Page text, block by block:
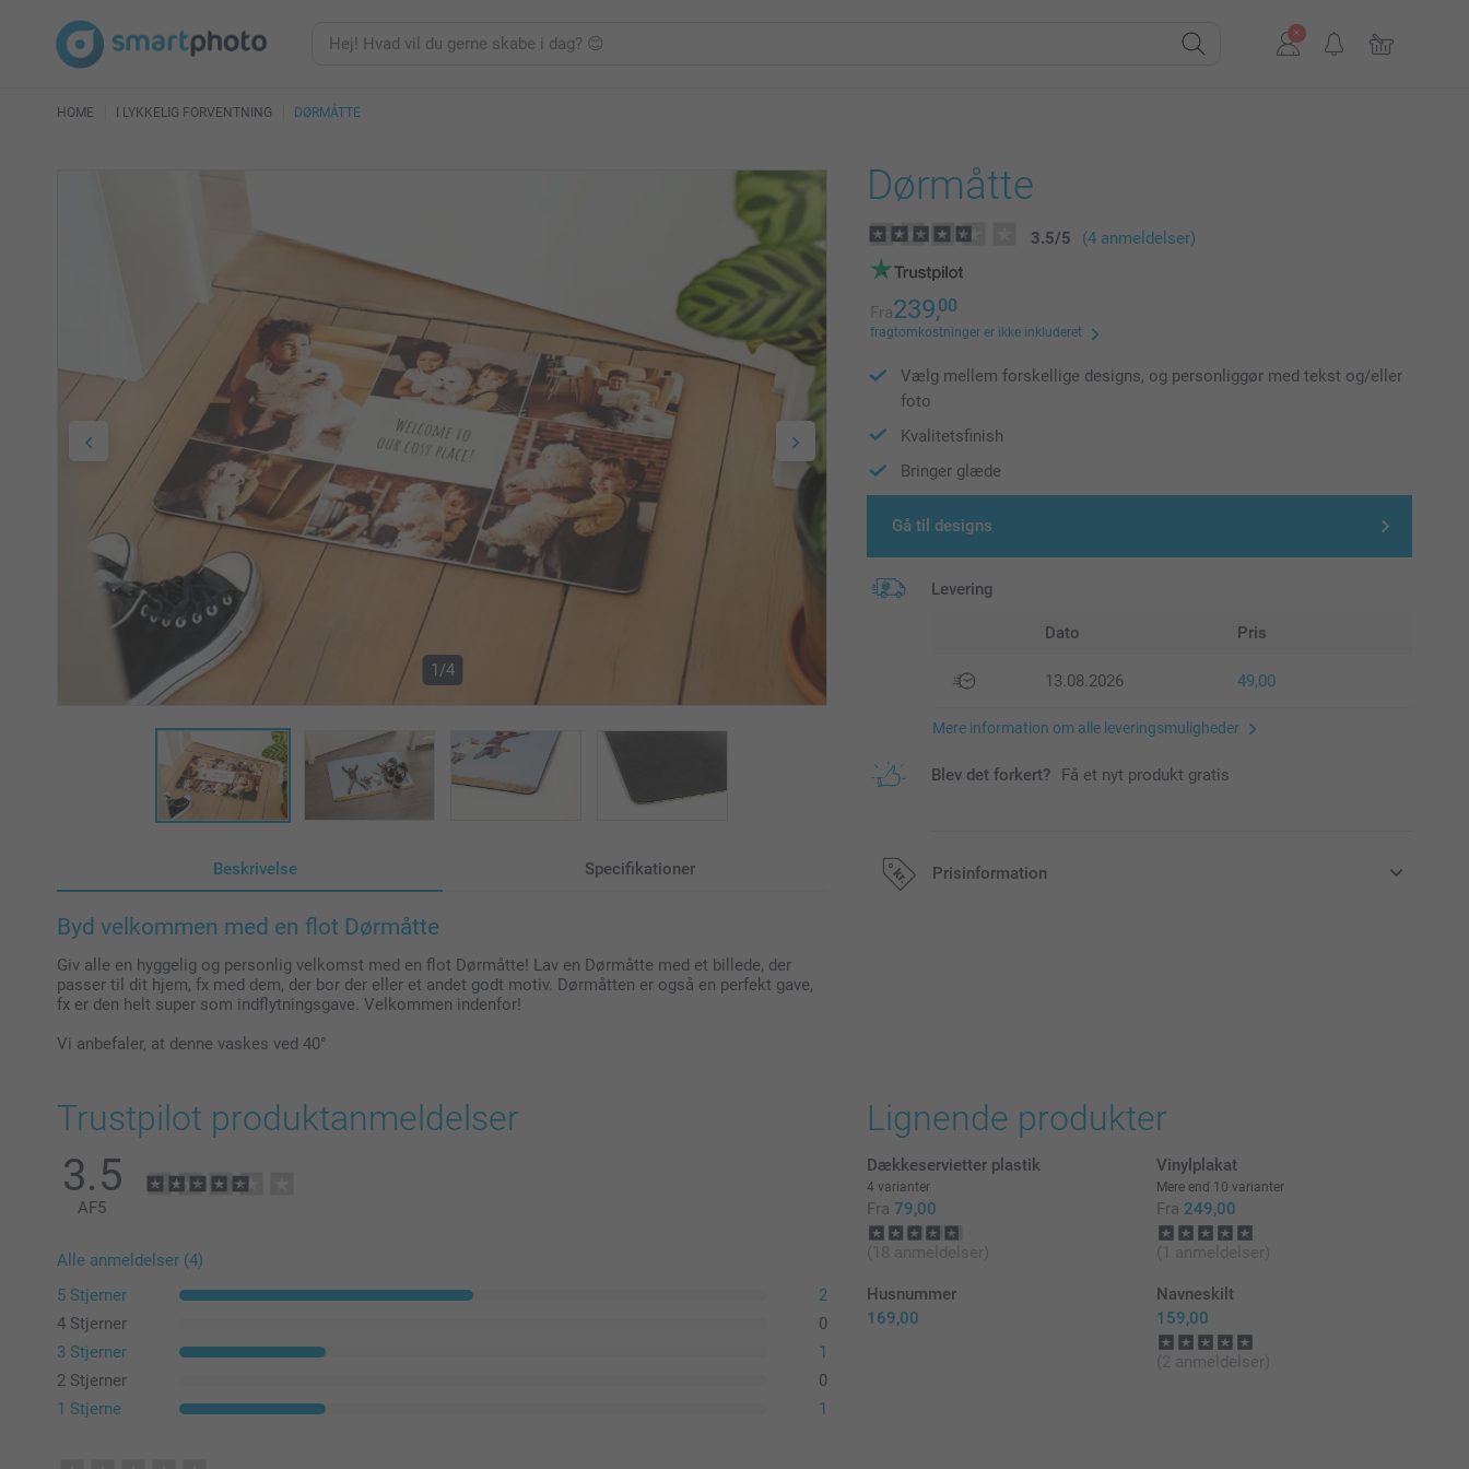
HOME I LYKKELIG FORVENTNING DØRMÅTTE
1/4
Beskrivelse Specifikationer
Byd velkommen med en flot Dørmåtte
Giv alle en hyggelig og personlig velkomst med en flot Dørmåtte! Lav en Dørmåtte med et billede, der
passer til dit hjem, fx med dem, der bor der eller et andet godt motiv. Dørmåtten er også en perfekt gave,
fx er den helt super som indflytningsgave. Velkommen indenfor!
Vi anbefaler, at denne vaskes ved 40°
Dørmåtte
3.5/5 (4 anmeldelser)
Fra239,00
fragtomkostninger er ikke inkluderet
Vælg mellem forskellige designs, og personliggør med tekst og/eller
foto
Kvalitetsfinish
Bringer glæde
Gå til designs
Levering
Dato Pris
13.08.2026 49,00
Mere information om alle leveringsmuligheder
Blev det forkert? Få et nyt produkt gratis
Prisinformation
Trustpilot produktanmeldelser
3.5
AF5
Alle anmeldelser (4)
5 Stjerner
2
4 Stjerner
0
3 Stjerner
1
2 Stjerner
0
1 Stjerne
1
Lignende produkter
Dækkeservietter plastik
4 varianter
Fra 79,00
(18 anmeldelser)
Vinylplakat
Mere end 10 varianter
Fra 249,00
(1 anmeldelser)
Husnummer
169,00
Navneskilt
159,00
(2 anmeldelser)